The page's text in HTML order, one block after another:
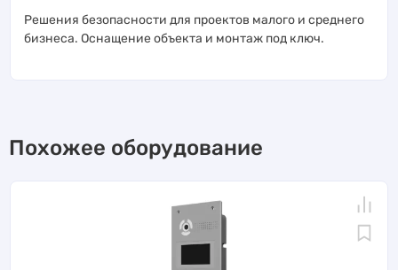
Решения безопасности для проектов малого и среднего
бизнеса. Оснащение объекта и монтаж под ключ.
Похожее оборудование